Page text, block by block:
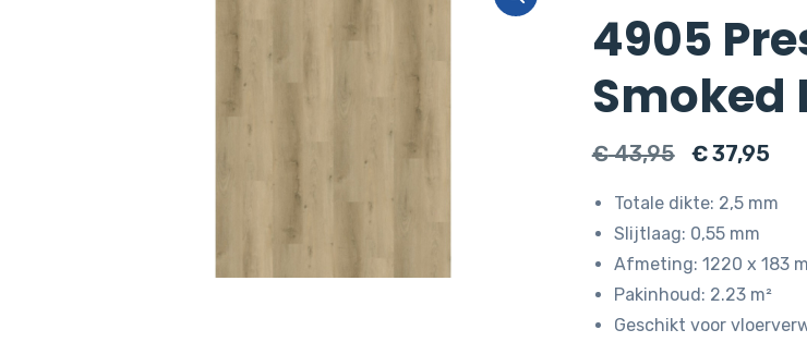
4905
Smoked
€43,95
was:
€ 43,95.
€37,95
€
Totale dikte: 2,5 mm
Slijtlaag: 0,55 mm
Afmeting: 1220 x 183
Pakinhoud: 2.23 m²
Geschikt voor